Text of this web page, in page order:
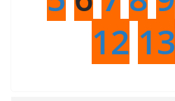
12 13